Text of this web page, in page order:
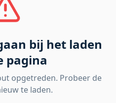
bij het laden
pagina
opgetreden. Probeer de
te laden.